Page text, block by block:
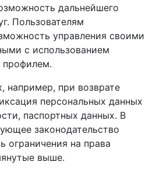
дальнейшего
Пользователям
управления своими
с использованием
профилем.
например, при возврате
персональных данных
паспортных данных. В
законодательство
ограничения на права
выше.